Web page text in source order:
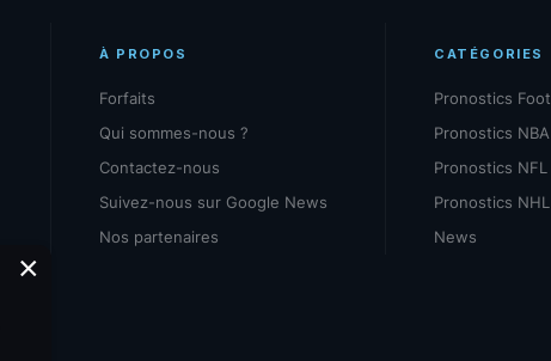
À PROPOS
Forfaits
Qui sommes-nous ?
Contactez-nous
Suivez-nous sur Google News
Nos partenaires
CATÉGORIES
Pronostics Foot
Pronostics NBA
Pronostics NFL
Pronostics NHL
News
×